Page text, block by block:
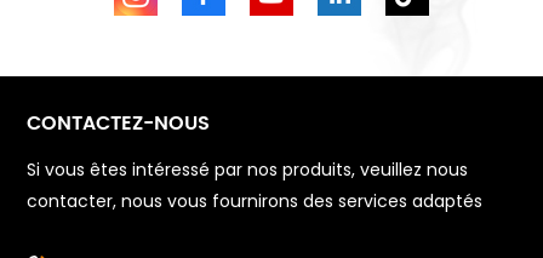
CONTACTEZ-NOUS
Si vous êtes intéressé par nos produits, veuillez nous
contacter, nous vous fournirons des services adaptés